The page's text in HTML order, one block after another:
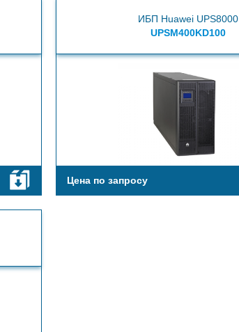
ИБП Huawei UPS8000
UPSM400KD100
Цена по запросу